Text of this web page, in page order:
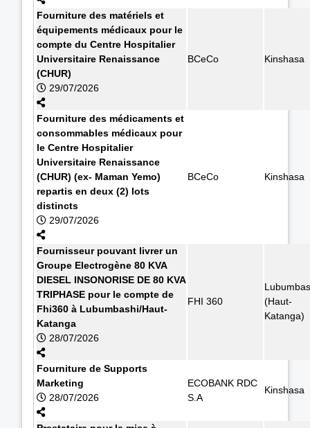
Fourniture des matériels et
équipements médicaux pour le
compte du Centre Hospitalier
Universitaire Renaissance
(CHUR)
29/07/2026
BCeCo Kinshasa
Fourniture des médicaments et
consommables médicaux pour
le Centre Hospitalier
Universitaire Renaissance
(CHUR) (ex- Maman Yemo)
repartis en deux (2) lots
distincts
29/07/2026
BCeCo Kinshasa
Fournisseur pouvant livrer un
Groupe Electrogène 80 KVA
DIESEL INSONORISE DE 80 KVA
TRIPHASE pour le compte de
Fhi360 à Lubumbashi/Haut-
Katanga
28/07/2026
FHI 360
(Haut-
Katanga)
Fourniture de Supports
Marketing
28/07/2026
ECOBANK RDC
S.A
Kinshasa